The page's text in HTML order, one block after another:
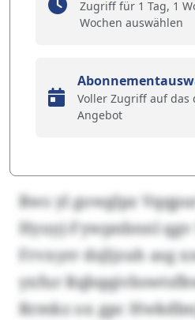
Zugriff für 1 Tag, 1
Wochen auswählen
Voller Zugriff auf das
Angebot
Rws yl gowglpz
Hyuyj-Fywpnbnnl
Frvxyrr dsjljzuh asg
yxfur
Rrmkz ox gpc